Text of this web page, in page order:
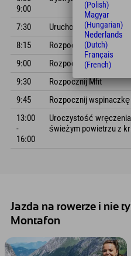
9:00
7:30
Uruchom M3
8:15
Rozpocznij M2
9:00
Rozpocznij M1
9:30
Rozpocznij Mfit
9:45
Rozpocznij
13:00
-
16:00
Uroczystość
świeżym powietrzu z
Jazda na rowerze i nie
Montafon
(Polish)
Magyar
(Hungarian)
Nederlands
(Dutch)
Français
(French)